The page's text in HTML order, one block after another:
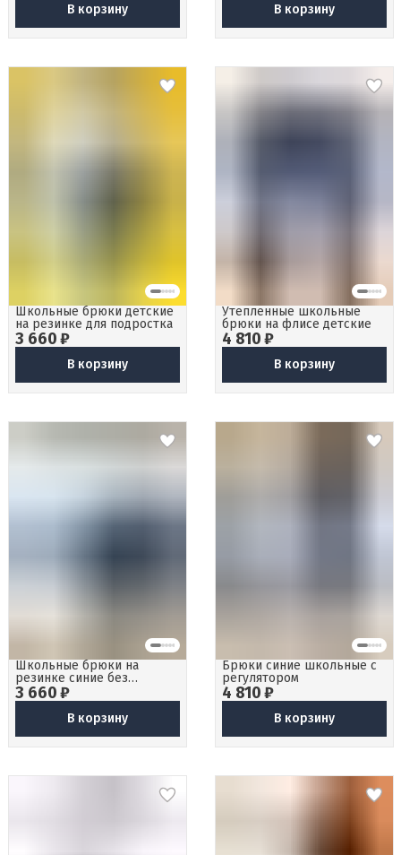
В корзину
В корзину
3 660 ₽
Школьные брюки детские
на резинке для подростка
В корзину
4 810 ₽
Утепленные школьные
брюки на флисе детские
В корзину
3 660 ₽
Школьные брюки на
резинке синие без
стрелок
В корзину
4 810 ₽
Брюки синие школьные с
регулятором
В корзину